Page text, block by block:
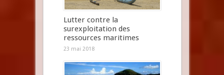
Lutter contre la
surexploitation des
ressources maritimes
23 mai 2018